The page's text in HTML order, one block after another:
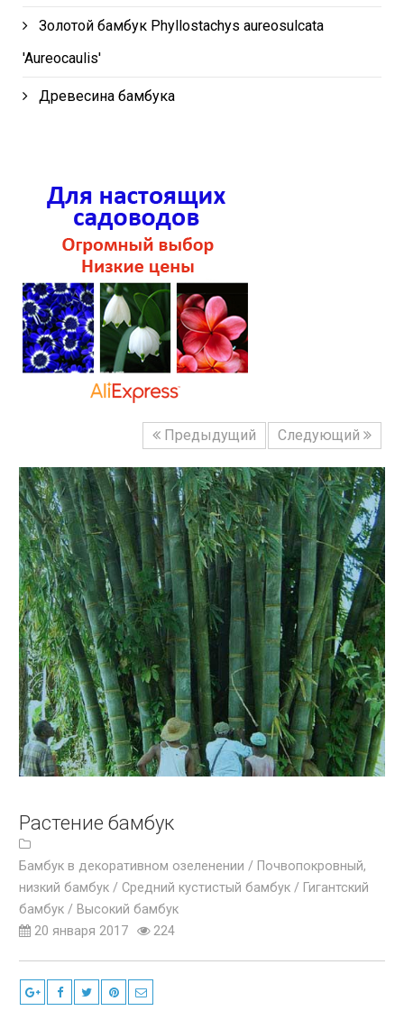
Золотой бамбук Phyllostachys aureosulcata
'Aureocaulis'
Древесина бамбука
Предыдущий Следующий
Растение бамбук
Бамбук в декоративном озеленении /Почвопокровный,
низкий бамбук /Средний кустистый бамбук /Гигантский
бамбук /Высокий бамбук
20 января 2017
224